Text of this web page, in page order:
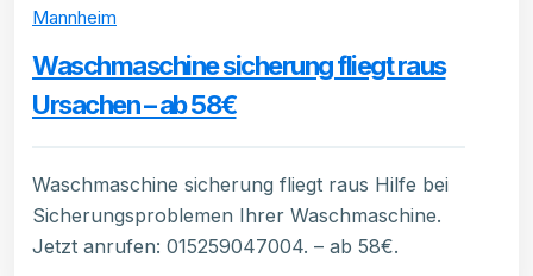
Mannheim
Waschmaschine sicherung fliegt raus
Ursachen – ab 58€
Waschmaschine sicherung fliegt raus Hilfe bei
Sicherungsproblemen Ihrer Waschmaschine.
Jetzt anrufen: 015259047004. – ab 58€.